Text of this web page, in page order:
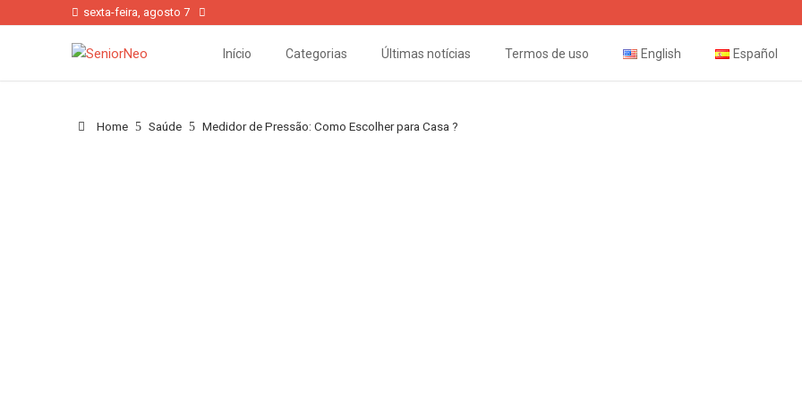
sexta-feira, agosto 7
Início Categorias Últimas notícias Termos de uso English Español
Home Saúde Medidor de Pressão: Como Escolher para Casa ?